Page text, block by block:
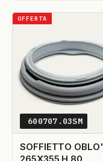
OFFERTA
600707.03SM
SOFFIETTO OBLO'